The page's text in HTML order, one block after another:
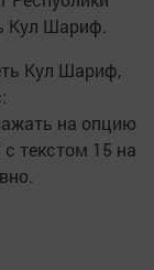
Кул Шариф.
Кул Шариф,
на опцию
текстом 15 на